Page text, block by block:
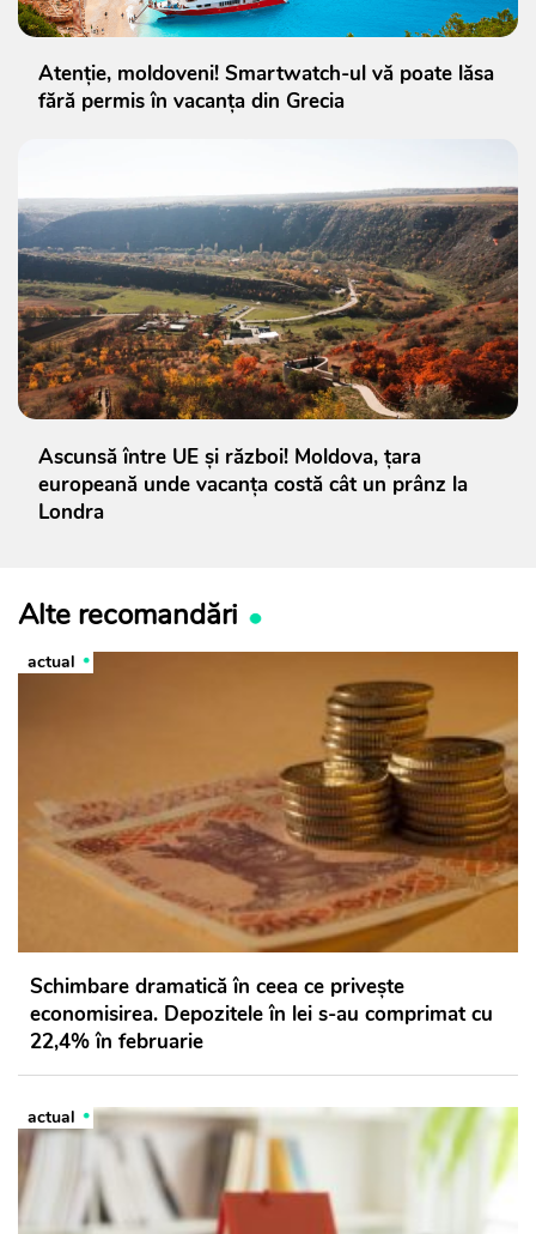
Atenție, moldoveni! Smartwatch-ul vă poate lăsa
fără permis în vacanța din Grecia
Ascunsă între UE și război! Moldova, țara
europeană unde vacanța costă cât un prânz la
Londra
Alte recomandări
actual
Schimbare dramatică în ceea ce privește
economisirea. Depozitele în lei s-au comprimat cu
22,4% în februarie
actual